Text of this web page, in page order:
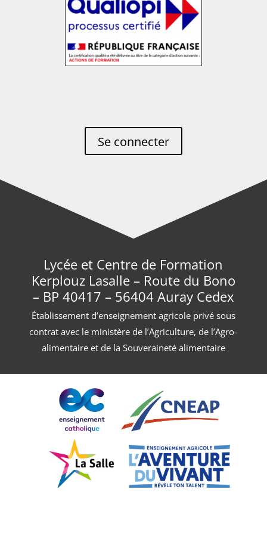
Se connecter
Lycée et Centre de Formation
Kerplouz Lasalle – Route du Bono
– BP 40417 – 56404 Auray Cedex
Établissement d’enseignement agricole privé sous
contrat avec le ministère de l’Agriculture, de l’Agro-
alimentaire et de la Souveraineté alimentaire